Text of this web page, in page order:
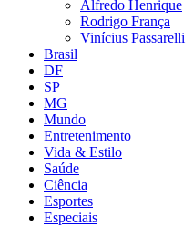
Alfredo Henrique
Rodrigo França
Vinícius Passarelli
Brasil
DF
SP
MG
Mundo
Entretenimento
Vida & Estilo
Saúde
Ciência
Esportes
Especiais